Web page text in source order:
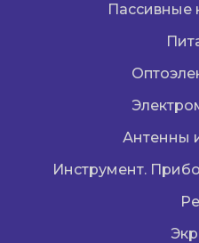
Пассивные
Антенны
Инструмент.